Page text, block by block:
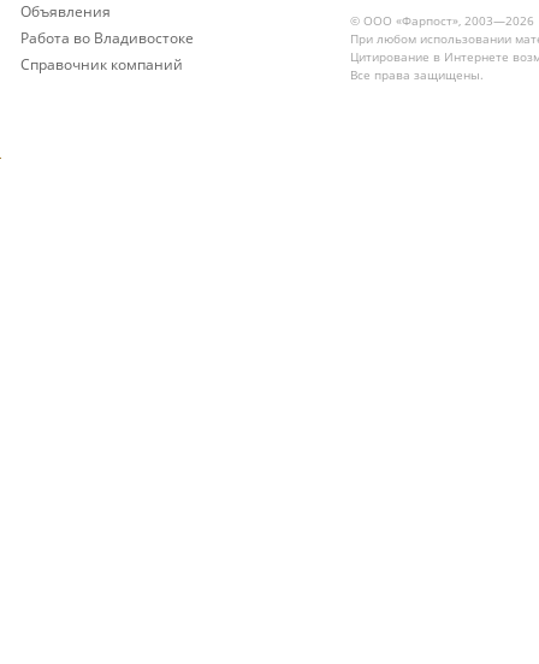
Объявления
Работа во Владивостоке
Справочник компаний
© ООО «Фарпост», 2003—2026
При любом использовании
Цитирование в Интернете
Все права защищены.